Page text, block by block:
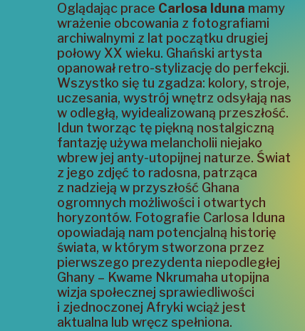
Oglądając prace Carlosa Iduna mamy
wrażenie obcowania z fotografiami
archiwalnymi z lat początku drugiej
połowy XX wieku. Ghański artysta
opanował retro-stylizację do perfekcji.
Wszystko się tu zgadza: kolory, stroje,
uczesania, wystrój wnętrz odsyłają nas
w odległą, wyidealizowaną przeszłość.
Idun tworząc tę piękną nostalgiczną
fantazję używa melancholii niejako
wbrew jej anty-utopijnej naturze. Świat
z jego zdjęć to radosna, patrząca
z nadzieją w przyszłość Ghana
ogromnych możliwości i otwartych
horyzontów. Fotografie Carlosa Iduna
opowiadają nam potencjalną historię
świata, w którym stworzona przez
pierwszego prezydenta niepodległej
Ghany – Kwame Nkrumaha utopijna
wizja społecznej sprawiedliwości
i zjednoczonej Afryki wciąż jest
aktualna lub wręcz spełniona.